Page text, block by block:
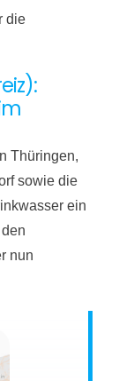
die
Thüringen,
sowie die
ein
nun